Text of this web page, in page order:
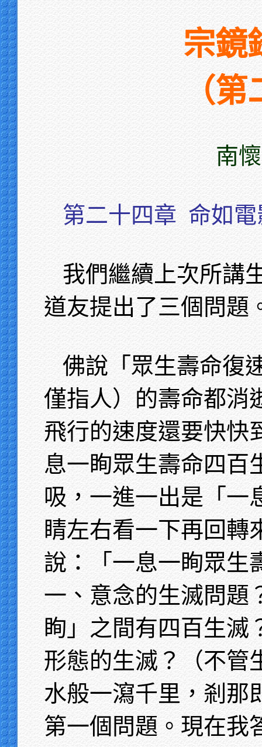
宗鏡
（
南
第二十四章 命如
我們繼續上次所講
道友提出了三個問題
佛說「眾生壽命復
僅指人）的壽命都消
飛行的速度還要快快
息一眴眾生壽命四百
吸，一進一出是「一
睛左右看一下再回轉
說：「一息一眴眾生
一、意念的生滅問題
眴」之間有四百生滅
形態的生滅？（不管
水般一瀉千里，剎那
第一個問題。現在我